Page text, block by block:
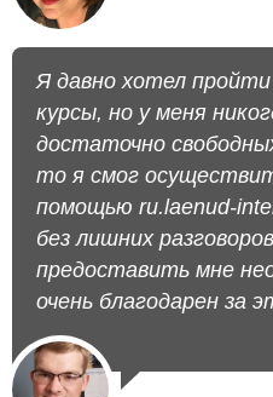
Я давно хотел
курсы, но у меня
достаточно
то я смог
помощью ru.laenud-
без лишних
предоставить мне
очень благодарен за